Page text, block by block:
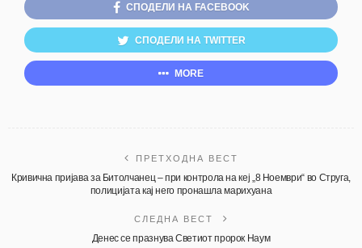
СПОДЕЛИ НА FACEBOOK
СПОДЕЛИ НА TWITTER
MORE
ПРЕТХОДНА ВЕСТ
Кривична пријава за Битолчанец – при контрола на кеј „8 Ноември“ во Струга,
полицијата кај него пронашла марихуана
СЛЕДНА ВЕСТ
Денес се празнува Светиот пророк Наум